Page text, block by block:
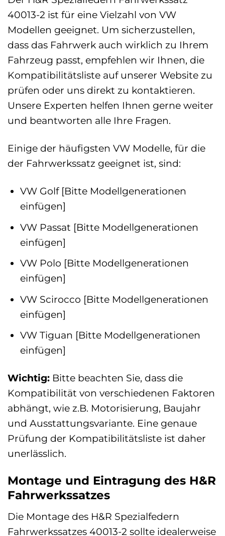
40013-2 ist für eine Vielzahl von VW
Modellen geeignet. Um sicherzustellen,
dass das Fahrwerk auch wirklich zu Ihrem
Fahrzeug passt, empfehlen wir Ihnen, die
Kompatibilitätsliste auf unserer Website zu
prüfen oder uns direkt zu kontaktieren.
Unsere Experten helfen Ihnen gerne weiter
und beantworten alle Ihre Fragen.
Einige der häufigsten VW Modelle, für die
der Fahrwerkssatz geeignet ist, sind:
VW Golf [Bitte Modellgenerationen
einfügen]
VW Passat [Bitte Modellgenerationen
einfügen]
VW Polo [Bitte Modellgenerationen
einfügen]
VW Scirocco [Bitte Modellgenerationen
einfügen]
VW Tiguan [Bitte Modellgenerationen
einfügen]
Wichtig: Bitte beachten Sie, dass die
Kompatibilität von verschiedenen Faktoren
abhängt, wie z.B. Motorisierung, Baujahr
und Ausstattungsvariante. Eine genaue
Prüfung der Kompatibilitätsliste ist daher
unerlässlich.
Montage und Eintragung des H&R
Fahrwerkssatzes
Die Montage des H&R Spezialfedern
Fahrwerkssatzes 40013-2 sollte idealerweise